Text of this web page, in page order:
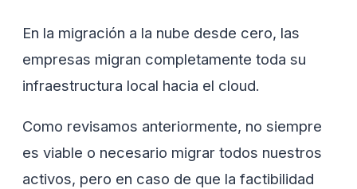
En la migración a la nube desde cero, las
empresas migran completamente toda su
infraestructura local hacia el cloud.
Como revisamos anteriormente, no siempre
es viable o necesario migrar todos nuestros
activos, pero en caso de que la factibilidad